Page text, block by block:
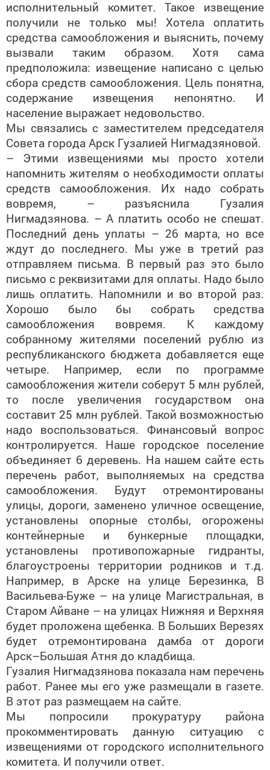
исполнительный комитет. Такое извещение
получили не только мы! Хотела оплатить
средства самообложения и выяснить, почему
вызвали таким образом. Хотя сама
предположила: извещение написано с целью
сбора средств самообложения. Цель понятна,
содержание извещения непонятно. И
население выражает недовольство.
Мы связались с заместителем председателя
Совета города Арск Гузалией Нигмадзяновой.
– Этими извещениями мы просто хотели
напомнить жителям о необходимости оплаты
средств самообложения. Их надо собрать
вовремя, – разъяснила Гузалия
Нигмадзянова. – А платить особо не спешат.
Последний день уплаты – 26 марта, но все
ждут до последнего. Мы уже в третий раз
отправляем письма. В первый раз это было
письмо с реквизитами для оплаты. Надо было
лишь оплатить. Напомнили и во второй раз.
Хорошо было бы собрать средства
самообложения вовремя. К каждому
собранному жителями поселений рублю из
республиканского бюджета добавляется еще
четыре. Например, если по программе
самообложения жители соберут 5 млн рублей,
то после увеличения государством она
составит 25 млн рублей. Такой возможностью
надо воспользоваться. Финансовый вопрос
контролируется. Наше городское поселение
объединяет 6 деревень. На нашем сайте есть
перечень работ, выполняемых на средства
самообложения. Будут отремонтированы
улицы, дороги, заменено уличное освещение,
установлены опорные столбы, огорожены
контейнерные и бункерные площадки,
установлены противопожарные гидранты,
благоустроены территории родников и т.д.
Например, в Арске на улице Березинка, В
Васильева-Буже – на улице Магистральная, в
Старом Айване – на улицах Нижняя и Верхняя
будет проложена щебенка. В Больших Верезях
будет отремонтирована дамба от дороги
Арск–Большая Атня до кладбища.
Гузалия Нигмадзянова показала нам перечень
работ. Ранее мы его уже размещали в газете.
В этот раз размещаем на сайте.
Мы попросили прокуратуру района
прокомментировать данную ситуацию с
извещениями от городского исполнительного
комитета. И получили ответ.